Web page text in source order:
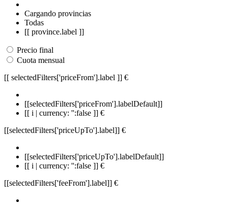
Cargando provincias
Todas
[[ province.label ]]
Precio final
Cuota mensual
[[ selectedFilters['priceFrom'].label ]] €
[[selectedFilters['priceFrom'].labelDefault]]
[[ i | currency: '':false ]] €
[[selectedFilters['priceUpTo'].label]] €
[[selectedFilters['priceUpTo'].labelDefault]]
[[ i | currency: '':false ]] €
[[selectedFilters['feeFrom'].label]] €